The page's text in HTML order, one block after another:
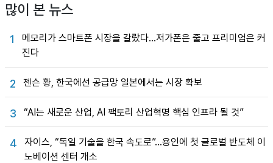
많이 본 뉴스
1
메모리가 스마트폰 시장을 갈랐다…저가폰은 줄고 프리미엄은 커
진다
2 젠슨 황, 한국에선 공급망 일본에서는 시장 확보
3 “AI는 새로운 산업, AI 팩토리 산업혁명 핵심 인프라 될 것”
4
자이스, “독일 기술을 한국 속도로”…용인에 첫 글로벌 반도체 이
노베이션 센터 개소